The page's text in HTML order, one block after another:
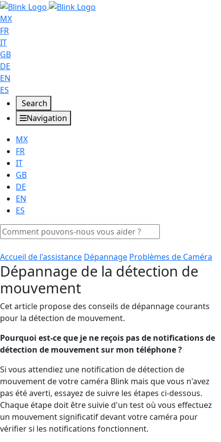
MX
FR
IT
GB
DE
EN
ES
Search
Navigation
MX
FR
IT
GB
DE
EN
ES
Accueil de l'assistance Dépannage Problèmes de Caméra
Dépannage de la détection de
mouvement
Cet article propose des conseils de dépannage courants
pour la détection de mouvement.
Pourquoi est-ce que je ne reçois pas de notifications de
détection de mouvement sur mon téléphone ?
Si vous attendiez une notification de détection de
mouvement de votre caméra Blink mais que vous n'avez
pas été averti, essayez de suivre les étapes ci-dessous.
Chaque étape doit être suivie d'un test où vous effectuez
un mouvement significatif devant votre caméra pour
vérifier si les notifications fonctionnent.